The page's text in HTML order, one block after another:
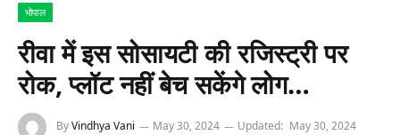
भोपाल
रीवा में इस सोसायटी की रजिस्ट्री पर
रोक, प्लॉट नहीं बेच सकेंगे लोग…
ByVindhya Vani May 30, 2024 Updated: May 30, 2024